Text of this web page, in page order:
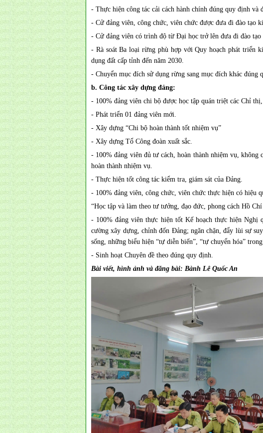
- Thực hiện công tác cải cách hành chính đúng quy định và
- Cử đảng viên, công chức, viên chức được đưa đi đào tạo
- Cử đảng viên có trình độ từ Đại học trở lên đưa đi đào
- Rà soát Ba loại rừng phù hợp với Quy hoạch phát triển
dụng đất cấp tỉnh đến năm 2030.
- Chuyển mục đích sử dụng rừng sang mục đích khác đúng
b. Công tác xây dựng đảng:
- 100% đảng viên chi bộ được học tập quán triệt các Chỉ
- Phát triển 01 đảng viên mới.
- Xây dựng “Chi bộ hoàn thành tốt nhiệm vụ”
- Xây dựng Tổ Công đoàn xuất sắc.
- 100% đảng viên đủ tư cách, hoàn thành nhiệm vụ, không
hoàn thành nhiệm vụ.
- Thực hiện tốt công tác kiểm tra, giám sát của Đảng.
- 100% đảng viên, công chức, viên chức thực hiện có hiệu
“Học tập và làm theo tư tưởng, đạo đức, phong cách Hồ
- 100% đảng viên thực hiện tốt Kế hoạch thực hiện Nghị
cường xây dựng, chỉnh đốn Đảng; ngăn chặn, đẩy lùi sự
sống, những biểu hiện “tự diễn biến”, “tự chuyển hóa”
- Sinh hoạt Chuyên đề theo đúng quy định.
Bài viết, hình ảnh và đăng bài: Bành Lê Quốc An